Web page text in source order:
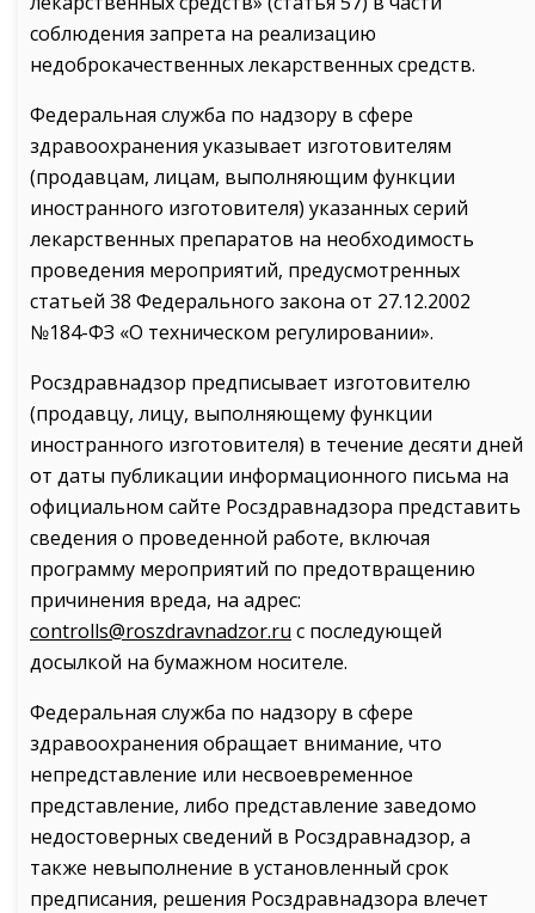
соблюдения запрета на реализацию
недоброкачественных лекарственных средств.
Федеральная служба по надзору в сфере
здравоохранения указывает изготовителям
(продавцам, лицам, выполняющим функции
иностранного изготовителя) указанных серий
лекарственных препаратов на необходимость
проведения мероприятий, предусмотренных
статьей 38 Федерального закона от 27.12.2002
№184-ФЗ «О техническом регулировании».
Росздравнадзор предписывает изготовителю
(продавцу, лицу, выполняющему функции
иностранного изготовителя) в течение десяти дней
от даты публикации информационного письма на
официальном сайте Росздравнадзора представить
сведения о проведенной работе, включая
программу мероприятий по предотвращению
причинения вреда, на адрес:
controlls@roszdravnadzor.ru с последующей
досылкой на бумажном носителе.
Федеральная служба по надзору в сфере
здравоохранения обращает внимание, что
непредставление или несвоевременное
представление, либо представление заведомо
недостоверных сведений в Росздравнадзор, а
также невыполнение в установленный срок
предписания, решения Росздравнадзора влечет